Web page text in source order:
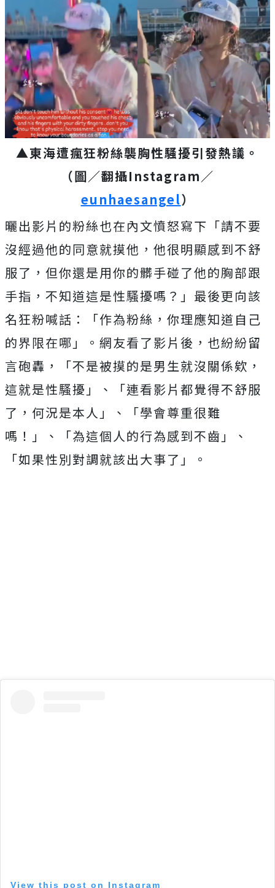
▲東海遭瘋狂粉絲襲胸性騷擾引發熱議。
（圖／翻攝Instagram／
eunhaesangel）
曬出影片的粉絲也在內文憤怒寫下「請不要
沒經過他的同意就摸他，他很明顯感到不舒
服了，但你還是用你的髒手碰了他的胸部跟
手指，不知道這是性騷擾嗎？」最後更向該
名狂粉喊話：「作為粉絲，你理應知道自己
的界限在哪」。網友看了影片後，也紛紛留
言砲轟，「不是被摸的是男生就沒關係欸，
這就是性騷擾」、「連看影片都覺得不舒服
了，何況是本人」、「學會尊重很難
嗎！」、「為這個人的行為感到不齒」、
「如果性別對調就該出大事了」。
View this post on Instagram